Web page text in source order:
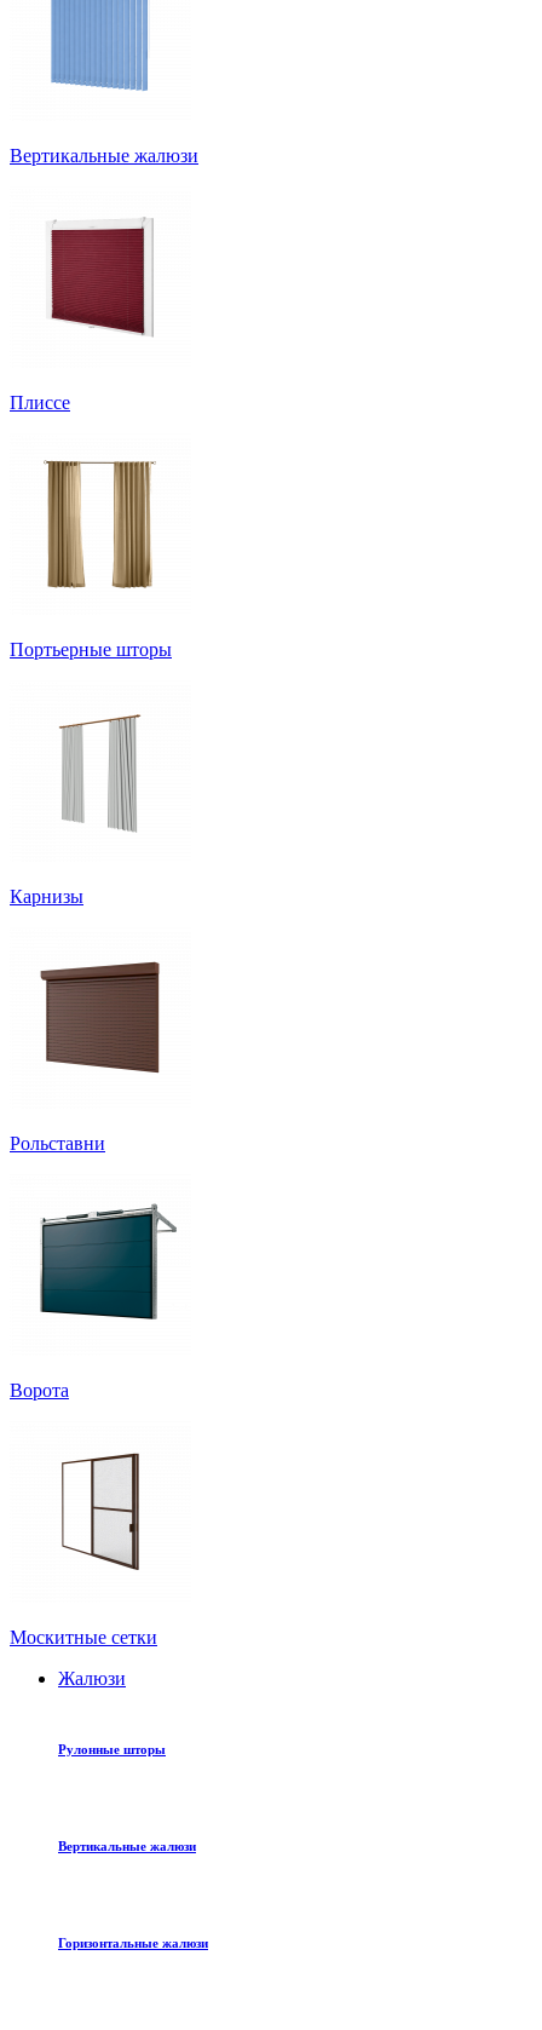
Вертикальные жалюзи
Плиссе
Портьерные шторы
Карнизы
Рольставни
Ворота
Москитные сетки
Жалюзи
Рулонные шторы
Вертикальные жалюзи
Горизонтальные жалюзи